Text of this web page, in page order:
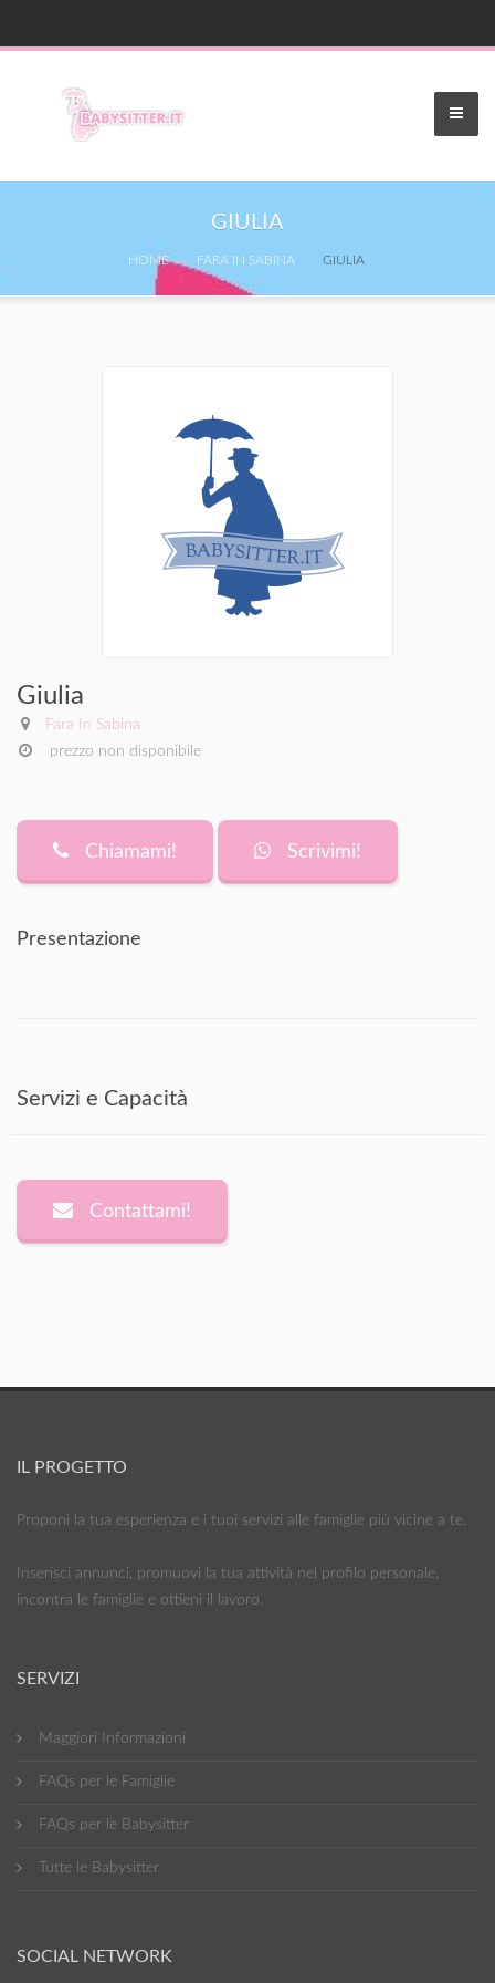
GIULIA
HOME FARA IN SABINA GIULIA
Giulia
Fara In Sabina
prezzo non disponibile
Chiamami! Scrivimi!
Presentazione
Servizi e Capacità
Contattami!
IL PROGETTO
Proponi la tua esperienza e i tuoi servizi alle famiglie più vicine a te.
Inserisci annunci, promuovi la tua attività nel profilo personale,
incontra le famiglie e ottieni il lavoro.
SERVIZI
Maggiori Informazioni
FAQs per le Famiglie
FAQs per le Babysitter
Tutte le Babysitter
SOCIAL NETWORK